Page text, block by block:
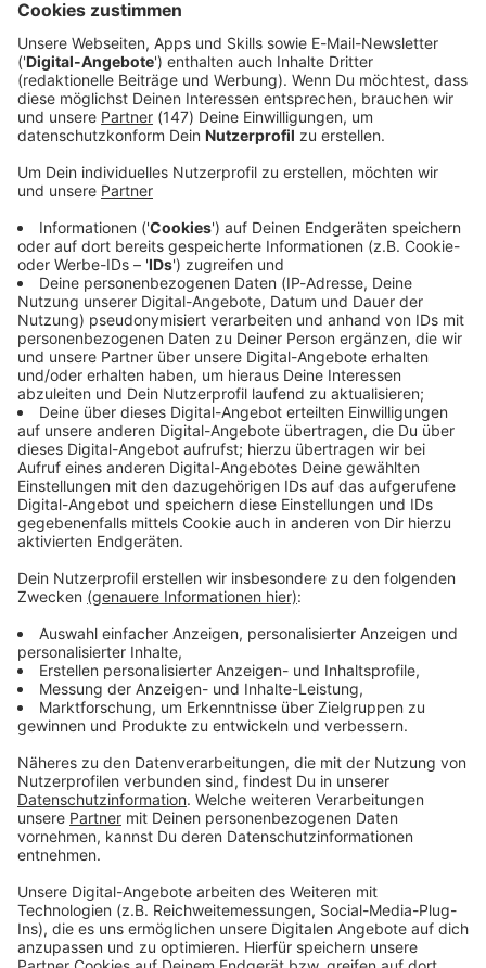
Immer auf dem Laufenden
bleiben!
Verpass' nichts mehr - mit unserem kostenlosen
ANTENNE BAYERN Newsletter. Ob Nachrichten,
Lifestyle oder unsere neuesten Aktionen - wir
informieren dich.
Zum Newsletter anmelden
Du möchtest uns etwas sagen?
Studio Hotline
Kontaktformular